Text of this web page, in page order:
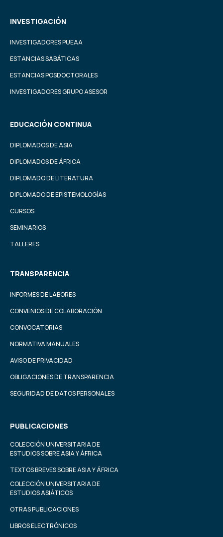
INVESTIGACIÓN
INVESTIGADORES PUEAA
ESTANCIAS SABÁTICAS
ESTANCIAS POSDOCTORALES
INVESTIGADORES GRUPO ASESOR
EDUCACIÓN CONTINUA
DIPLOMADOS DE ASIA
DIPLOMADOS DE ÁFRICA
DIPLOMADO DE LITERATURA
DIPLOMADO DE EPISTEMOLOGÍAS
CURSOS
SEMINARIOS
TALLERES
TRANSPARENCIA
INFORMES DE LABORES
CONVENIOS DE COLABORACIÓN
CONVOCATORIAS
NORMATIVA MANUALES
AVISO DE PRIVACIDAD
OBLIGACIONES DE TRANSPARENCIA
SEGURIDAD DE DATOS PERSONALES
PUBLICACIONES
COLECCIÓN UNIVERSITARIA DE
ESTUDIOS SOBRE ASIA Y ÁFRICA
TEXTOS BREVES SOBRE ASIA Y ÁFRICA
COLECCIÓN UNIVERSITARIA DE
ESTUDIOS ASIÁTICOS
OTRAS PUBLICACIONES
LIBROS ELECTRÓNICOS